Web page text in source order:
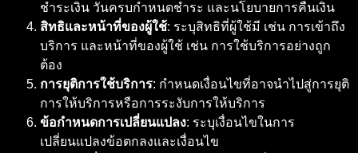
ชำระเงิน วันครบกำหนดชำระ และนโยบายการคืนเงิน
สิทธิและหน้าที่ของผู้ใช้: ระบุสิทธิที่ผู้ใช้มี เช่น การเข้าถึง
บริการ และหน้าที่ของผู้ใช้ เช่น การใช้บริการอย่างถูก
ต้อง
การยุติการใช้บริการ: กำหนดเงื่อนไขที่อาจนำไปสู่การยุติ
การให้บริการหรือการระงับการให้บริการ
ข้อกำหนดการเปลี่ยนแปลง: ระบุเงื่อนไขในการ
เปลี่ยนแปลงข้อตกลงและเงื่อนไข